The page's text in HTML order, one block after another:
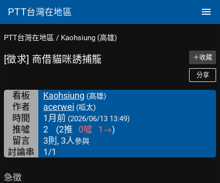
PTT台灣在地區
PTT台灣在地區 / Kaohsiung (高雄)
[徵求] 商借貓咪誘捕籠 ＋收藏
分享
看板 Kaohsiung (高雄)
作者 acerwei (呱太)
時間 1月前 (2026/06/13 13:49)
推噓 2 (2推 0噓 1 →)
留言
3則, 3人參與
討論串 1/1
急徵